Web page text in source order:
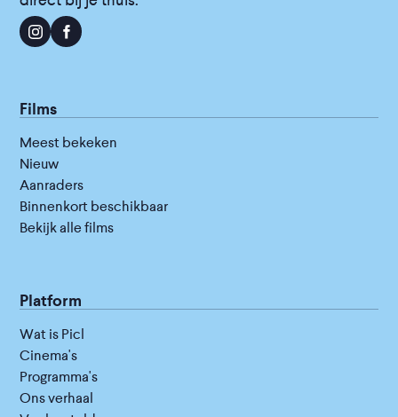
Films
Meest bekeken
Nieuw
Aanraders
Binnenkort beschikbaar
Bekijk alle films
Platform
Wat is Picl
Cinema's
Programma's
Ons verhaal